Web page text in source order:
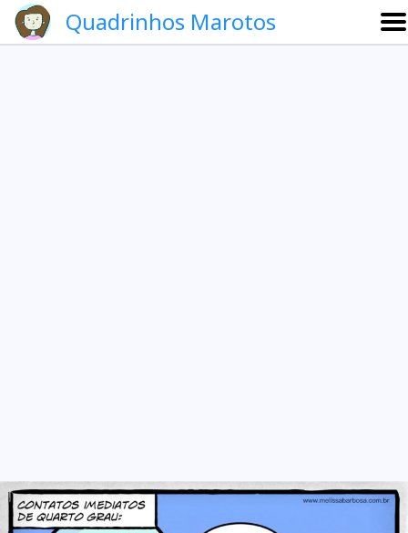
Quadrinhos Marotos